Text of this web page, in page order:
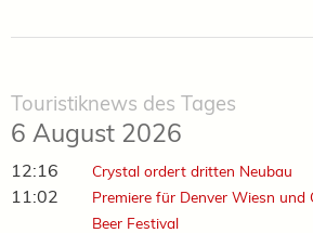
Touristiknews des Tages
6 August 2026
12:16 Crystal ordert dritten Neubau
11:02
Premiere für Denver Wiesn und
Beer Festival